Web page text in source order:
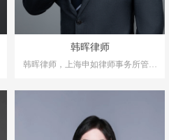
王嵘律师办案尽心尽责，落到实
处，代理的多起案件最终扭转了原有
的方向，使得当事人得到了更轻的处
骗案、王某某妨害药品管理案，审查
洪某某破坏计算机信息系统案，审查
起诉阶段撤案;杜某某帮信案，公安阶
韩晖律师
韩晖律师，上海申如律师事务所管理
刑事辩护领域。
件，涉及侵犯财产类如诈骗、盗窃、
抢劫、职务侵占、敲诈勒索;破坏市场